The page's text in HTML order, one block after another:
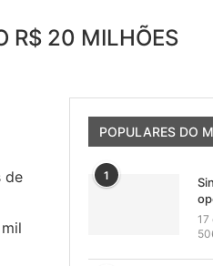
R$ 20 MILHÕES
de
POPULARES DO
1
17